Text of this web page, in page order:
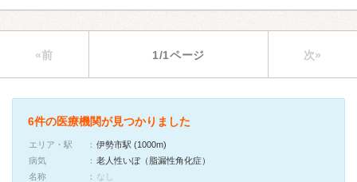
«前 1/1ページ 次»
6件の医療機関が見つかりました
エリア・駅
伊勢市駅 (1000m)
病気
老人性いぼ（脂漏性角化症）
名称
なし